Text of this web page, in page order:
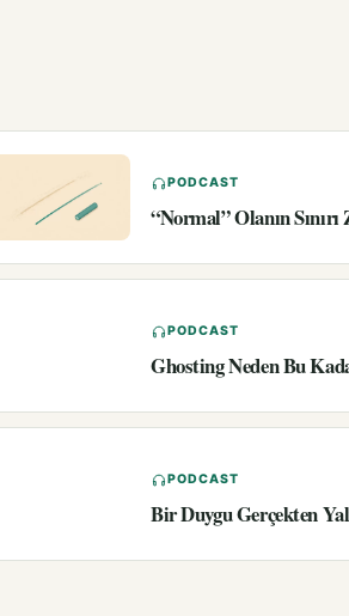
PODCAST
“Normal” Olanın
PODCAST
Ghosting Neden Bu
PODCAST
Bir Duygu Gerçekten